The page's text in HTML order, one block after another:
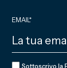
EMAIL*
Sottoscrivo la